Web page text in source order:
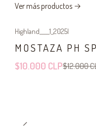
Ver más productos
Highland____1_2025|
MOSTAZA PH
$10.000 CLP$12.000